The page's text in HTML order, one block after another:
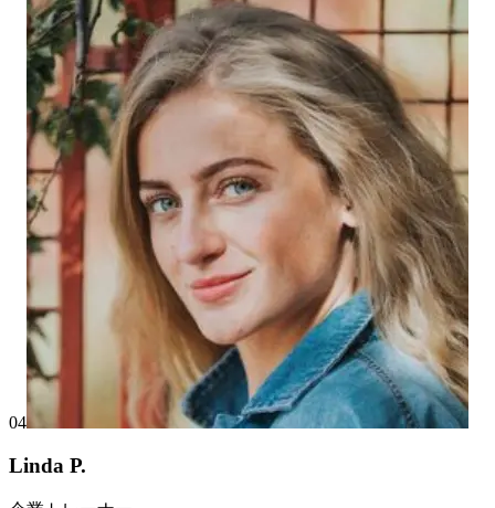
04
Linda P.